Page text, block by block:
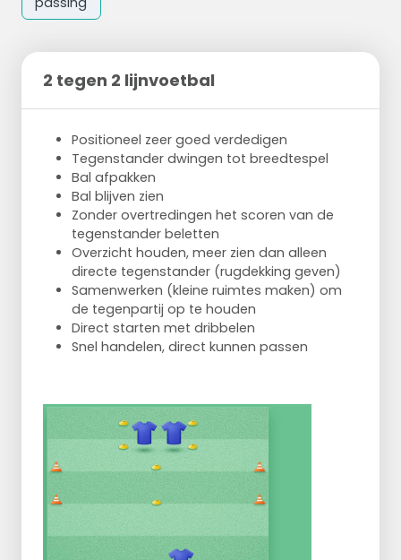
2 tegen 2 lijnvoetbal
Positioneel zeer goed verdedigen
Tegenstander dwingen tot breedtespel
Bal afpakken
Bal blijven zien
Zonder overtredingen het scoren van de
tegenstander beletten
Overzicht houden, meer zien dan alleen
directe tegenstander (rugdekking geven)
Samenwerken (kleine ruimtes maken) om
de tegenpartij op te houden
Direct starten met dribbelen
Snel handelen, direct kunnen passen